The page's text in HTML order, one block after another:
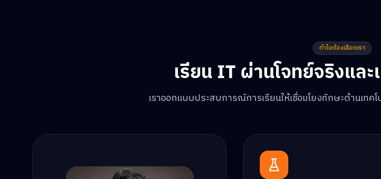
ทำไมต้องเลือกเรา
เรียน IT ผ่านโจทย์จริงแล
เราออกแบบประสบการณ์การเรียนให้เชื่อมโยงทักษะด้านเท